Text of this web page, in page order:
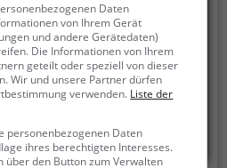
Daten
von Ihrem Gerät
und andere Gerätedaten)
Die Informationen von Ihrem
geteilt oder speziell von dieser
Wir und unsere Partner dürfen
verwenden. Liste der
personenbezogenen Daten
ihres berechtigten Interesses.
über den Button zum Verwalten